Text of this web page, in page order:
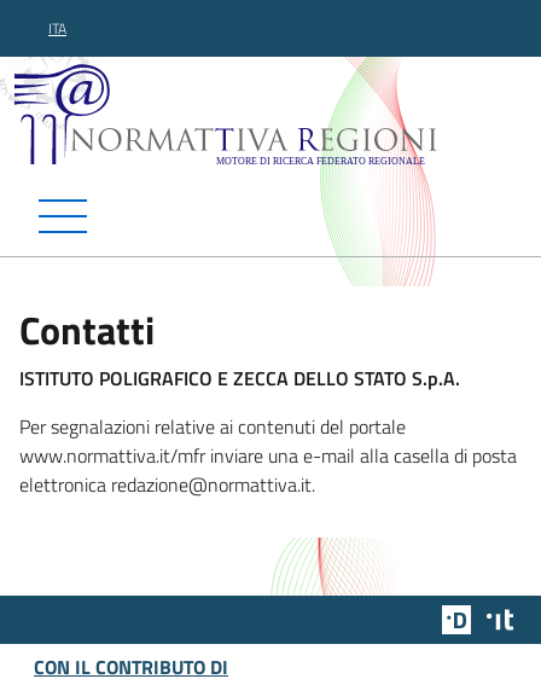
ITA
Normattiva Regioni -
Contatti
ISTITUTO POLIGRAFICO E ZECCA DELLO STATO S.p.A.
Per segnalazioni relative ai contenuti del portale
www.normattiva.it/mfr inviare una e-mail alla casella di posta
elettronica redazione@normattiva.it.
Team
CON IL CONTRIBUTO DI